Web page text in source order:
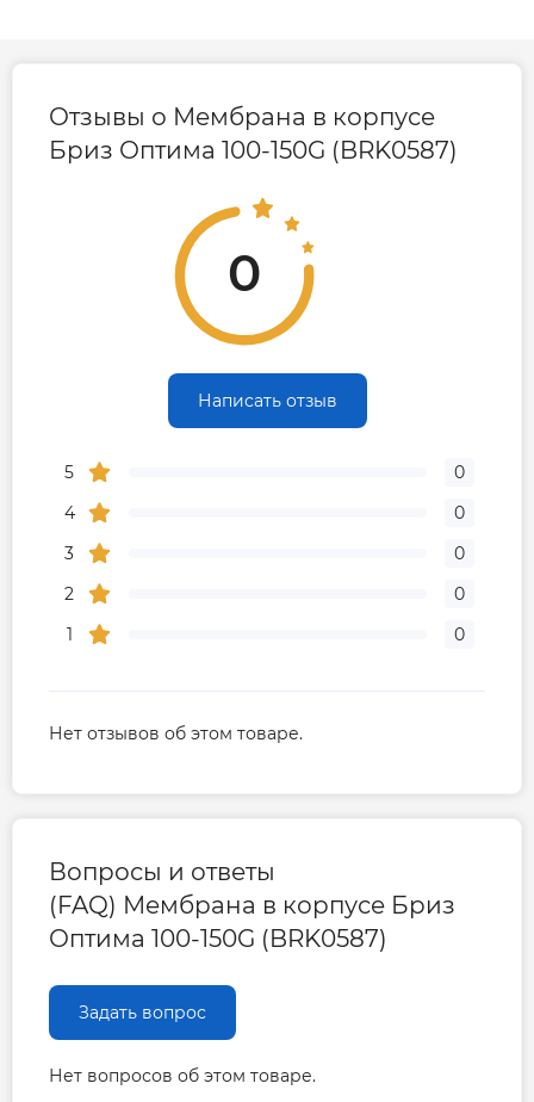
Отзывы о Мембрана в корпусе
Бриз Оптима 100-150G (BRK0587)
0
Написать отзыв
5
0
4
0
3
0
2
0
1
0
Нет отзывов об этом товаре.
Вопросы и ответы
(FAQ) Мембрана в корпусе Бриз
Оптима 100-150G (BRK0587)
Задать вопрос
Нет вопросов об этом товаре.